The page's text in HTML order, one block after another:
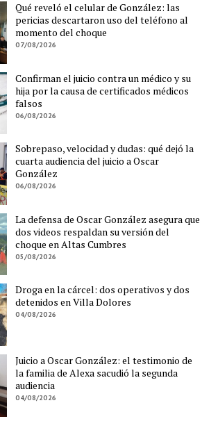
Qué reveló el celular de González: las
pericias descartaron uso del teléfono al
momento del choque
07/08/2026
Confirman el juicio contra un médico y su
hija por la causa de certificados médicos
falsos
06/08/2026
Sobrepaso, velocidad y dudas: qué dejó la
cuarta audiencia del juicio a Oscar
González
06/08/2026
La defensa de Oscar González asegura que
dos videos respaldan su versión del
choque en Altas Cumbres
05/08/2026
Droga en la cárcel: dos operativos y dos
detenidos en Villa Dolores
04/08/2026
Juicio a Oscar González: el testimonio de
la familia de Alexa sacudió la segunda
audiencia
04/08/2026